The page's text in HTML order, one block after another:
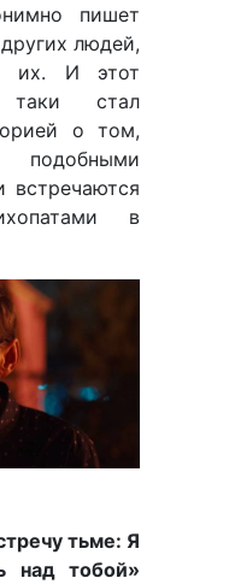
пишет
людей,
их. И этот
стал
о том,
встречаются
в
тьме: Я
над тобой»